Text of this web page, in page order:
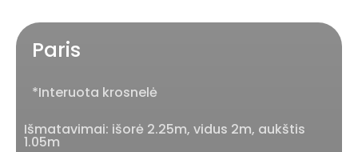
Paris
*Interuota krosnelė
Išmatavimai: išorė 2.25m, vidus 2m, aukštis
1.05m